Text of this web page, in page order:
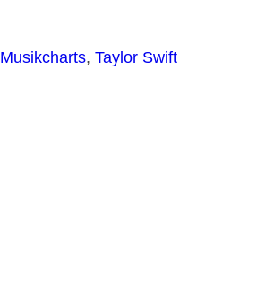
Musikcharts, Taylor Swift